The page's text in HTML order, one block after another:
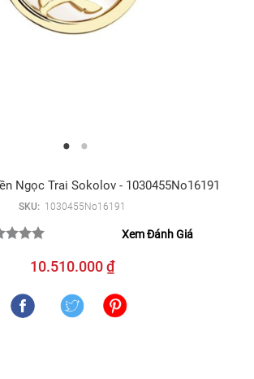
Ngọc Trai Sokolov - 1030455No16191
SKU: 1030455No16191
Xem Đánh Giá
10.510.000 ₫